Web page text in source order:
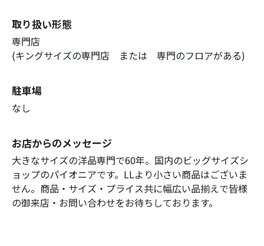
取り扱い形態
専門店
(キングサイズの専門店 または 専門のフロアがある)
駐車場
なし
お店からのメッセージ
大きなサイズの洋品専門で60年。国内のビッグサイズシ
ョップのパイオニアです。LLより小さい商品はございま
せん。商品・サイズ・プライス共に幅広い品揃えで皆様
の御来店・お問い合わせをお待ちしております。